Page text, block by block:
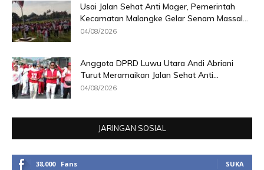
Usai Jalan Sehat Anti Mager, Pemerintah
Kecamatan Malangke Gelar Senam Massal...
04/08/2026
Anggota DPRD Luwu Utara Andi Abriani
Turut Meramaikan Jalan Sehat Anti...
04/08/2026
JARINGAN SOSIAL
38,000 Fans SUKA